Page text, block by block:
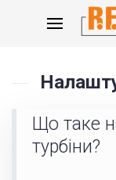
ГОЛОВНА
Що таке
турбіни?